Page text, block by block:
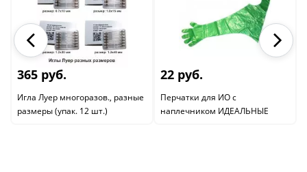
365 руб.
Игла Луер многоразов., разные
размеры (упак. 12 шт.)
22 руб.
Перчатки для ИО с
наплечником ИДЕАЛЬНЫЕ